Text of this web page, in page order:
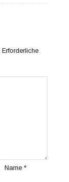
Erforderliche
Name*